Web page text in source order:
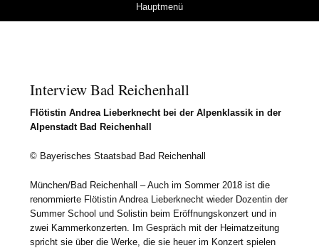
Hauptmenü
Interview Bad Reichenhall
Flötistin Andrea Lieberknecht bei der Alpenklassik in der
Alpenstadt Bad Reichenhall
© Bayerisches Staatsbad Bad Reichenhall
München/Bad Reichenhall – Auch im Sommer 2018 ist die
renommierte Flötistin Andrea Lieberknecht wieder Dozentin der
Summer School und Solistin beim Eröffnungskonzert und in
zwei Kammerkonzerten. Im Gespräch mit der Heimatzeitung
spricht sie über die Werke, die sie heuer im Konzert spielen